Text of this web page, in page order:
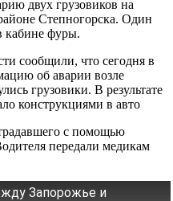
двух грузовиков на
Степногорска. Один
кабине фуры.
сообщили, что сегодня в
об аварии возле
грузовики. В результате
конструкциями в авто
с помощью
передали медикам
Запорожье и